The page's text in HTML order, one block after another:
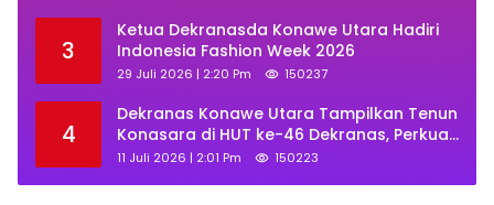
3
Ketua Dekranasda Konawe Utara Hadiri
Indonesia Fashion Week 2026
29 Juli 2026 | 2:20 Pm 150237
4
Dekranas Konawe Utara Tampilkan Tenun
Konasara di HUT ke-46 Dekranas, Perkuat
Promosi UMKM Daerah
11 Juli 2026 | 2:01 Pm 150223